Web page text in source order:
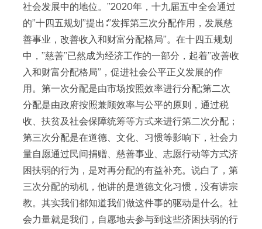
社会发展中的地位。”2020年，十九届五中全会通过
的”十四五规划”提出∶”发挥第三次分配作用，发展慈
善事业，改善收入和财富分配格局”。在十四五规划
中，”慈善”已然成为经济工作的一部分，起着”改善收
入和财富分配格局”，促进社会公平正义发展的作
用。第一次分配是由市场按照效率进行分配;第二次
分配是由政府按照兼顾效率与公平的原则，通过税
收、扶贫及社会保障统筹等方式来进行第二次分配；
第三次分配是在道德、文化、习惯等影响下，社会力
量自愿通过民间捐赠、慈善事业、志愿行动等方式济
困扶弱的行为，是对再分配的有益补充。说白了，第
三次分配的动机，他讲的是道德文化习惯，没有讲宗
教。其实我们都知道我们做这件事的驱动是什么。社
会力量就是我们，自愿地去参与到这些济困扶弱的行